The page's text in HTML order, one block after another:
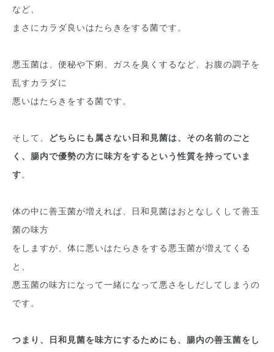
など、
まさにカラダ良いはたらきをする菌です。
悪玉菌は、便秘や下痢、ガスを臭くするなど、お腹の調子を
乱すカラダに
悪いはたらきをする菌です。
そして、
どちらにも属さない日和見菌は、その名前のごと
く、腸内で優勢の方に味方をするという性質を持っていま
す。
体の中に善玉菌が増えれば、日和見菌はおとなしくして善玉
菌の味方
をしますが、体に悪いはたらきをする悪玉菌が増えてくる
と、
悪玉菌の味方になって一緒になって悪さをしだしてしまうの
です。
つまり、日和見菌を味方にするためにも、腸内の善玉菌をし